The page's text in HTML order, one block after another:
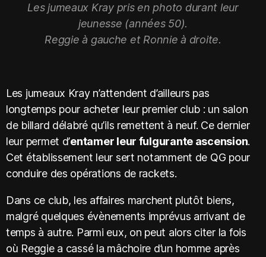
Les jumeaux Kray pris en photo durant leur
jeunesse (années 50).
Reggie à gauche et Ronnie à droite.
Les jumeaux Kray n’attendent d’ailleurs pas
longtemps pour acheter leur premier club : un salon
de billard délabré qu’ils remettent à neuf. Ce dernier
leur permet d’entamer leur fulgurante ascension.
Cet établissement leur sert notamment de QG pour
conduire des opérations de rackets.
Dans ce club, les affaires marchent plutôt biens,
malgré quelques évènements imprévus arrivant de
temps à autre. Parmi eux, on peut alors citer la fois
où Reggie a cassé la mâchoire d’un homme après